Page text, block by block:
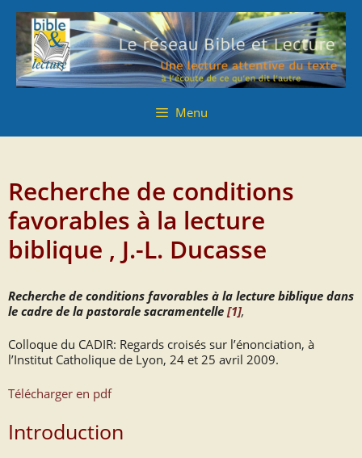
contenu
contenu
Menu
Recherche de conditions
favorables à la lecture
biblique , J.-L. Ducasse
Recherche de conditions favorables à la lecture biblique dans
le cadre de la pastorale sacramentelle [1],
Colloque du CADIR: Regards croisés sur l’énonciation, à
l’Institut Catholique de Lyon, 24 et 25 avril 2009.
Télécharger en pdf
Introduction